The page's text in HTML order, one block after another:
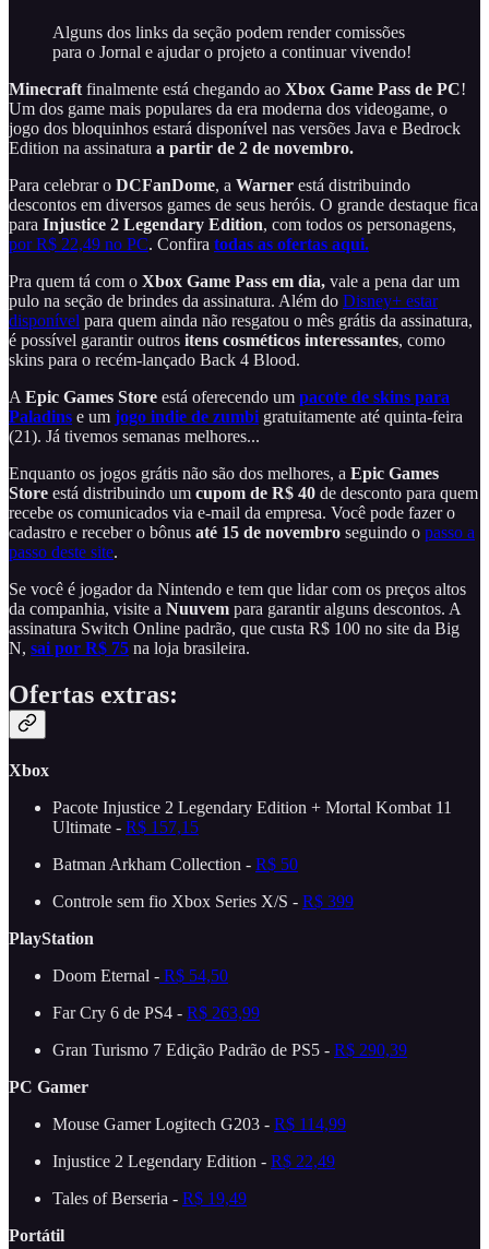
Alguns dos links da seção podem render comissões
para o Jornal e ajudar o projeto a continuar vivendo!
Minecraft finalmente está chegando ao Xbox Game Pass de PC!
Um dos game mais populares da era moderna dos videogame, o
jogo dos bloquinhos estará disponível nas versões Java e Bedrock
Edition na assinatura a partir de 2 de novembro.
Para celebrar o DCFanDome, a Warner está distribuindo
descontos em diversos games de seus heróis. O grande destaque fica
para Injustice 2 Legendary Edition, com todos os personagens,
por R$ 22,49 no PC. Confira todas as ofertas aqui.
Pra quem tá com o Xbox Game Pass em dia, vale a pena dar um
pulo na seção de brindes da assinatura. Além do Disney+ estar
disponível para quem ainda não resgatou o mês grátis da assinatura,
é possível garantir outros itens cosméticos interessantes, como
skins para o recém-lançado Back 4 Blood.
A Epic Games Store está oferecendo um pacote de skins para
Paladins e um jogo indie de zumbi gratuitamente até quinta-feira
(21). Já tivemos semanas melhores...
Enquanto os jogos grátis não são dos melhores, a Epic Games
Store está distribuindo um cupom de R$ 40 de desconto para quem
recebe os comunicados via e-mail da empresa. Você pode fazer o
cadastro e receber o bônus até 15 de novembro seguindo o passo a
passo deste site.
Se você é jogador da Nintendo e tem que lidar com os preços altos
da companhia, visite a Nuuvem para garantir alguns descontos. A
assinatura Switch Online padrão, que custa R$ 100 no site da Big
N, sai por R$ 75 na loja brasileira.
Ofertas extras:
Xbox
Pacote Injustice 2 Legendary Edition + Mortal Kombat 11
Ultimate - R$ 157,15
Batman Arkham Collection - R$ 50
Controle sem fio Xbox Series X/S - R$ 399
PlayStation
Doom Eternal - R$ 54,50
Far Cry 6 de PS4 - R$ 263,99
Gran Turismo 7 Edição Padrão de PS5 - R$ 290,39
PC Gamer
Mouse Gamer Logitech G203 - R$ 114,99
Injustice 2 Legendary Edition - R$ 22,49
Tales of Berseria - R$ 19,49
Portátil